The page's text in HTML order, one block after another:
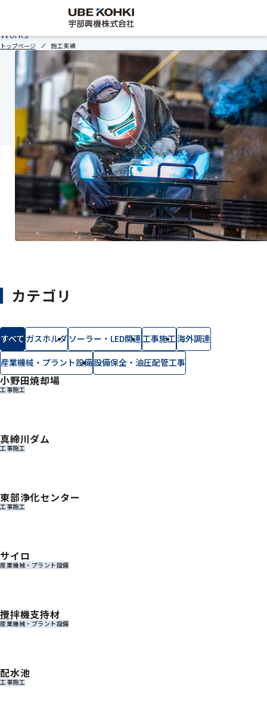
事業案内
企業情報
サステナビリティ
施工実績
採用情報
お問い合わせ
Copyright © 2026 Ube Kohki Co.,ltd. All Rights Reserved.
企業情
報
Company
代表挨拶／理
念
会社概要／沿
革
グループ会社
保有資格 工場設備
調達・協力会
社
サステ
ナビリ
ティ
Sustainability
サステナビリ
ティ
SDGsの取組
み
各種方針
採用情
報
Recruit
採用情報
宇部興機の仕
事
働く環境
社員インタビ
ュー
募集要項・エ
ントリー
施工実績
Works
トップページ 施工実績
カテゴリ
すべて ガスホルダソーラー・LED関連工事施工海外調達
産業機械・プラント設備設備保全・油圧配管工事
小野田焼却場
工事施工
真締川ダム
工事施工
東部浄化センター
工事施工
サイロ
産業機械・プラント設備
攪拌機支持材
産業機械・プラント設備
配水池
工事施工